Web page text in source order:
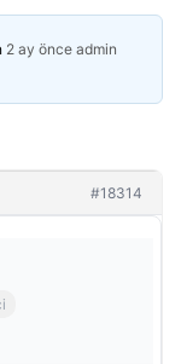
2 ay önce admin
#18314